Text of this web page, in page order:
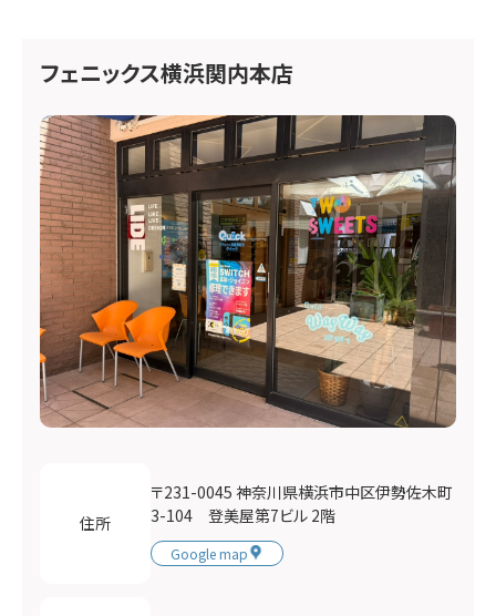
フェニックス横浜関内本店
住所
〒231-0045 神奈川県横浜市中区伊勢佐木町
3-104 登美屋第7ビル 2階
Google map